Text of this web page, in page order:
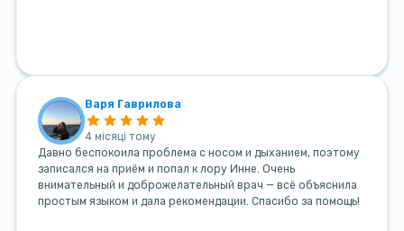
Варя Гаврилова
4 місяці тому
Давно беспокоила проблема с носом и дыханием, поэтому
записался на приём и попал к лору Инне. Очень
внимательный и доброжелательный врач — всё объяснила
простым языком и дала рекомендации. Спасибо за помощь!